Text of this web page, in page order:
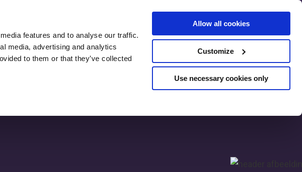
features and to analyse our traffic.
media, advertising and analytics
to them or that they’ve collected
Allow all cookies
Customize
Use necessary cookies only
Middelen
SEO Pre-
Assessment